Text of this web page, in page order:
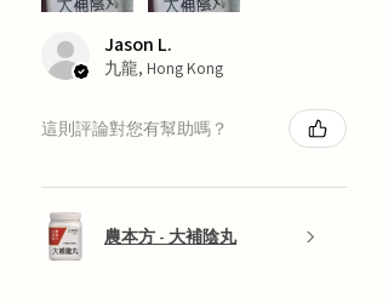
Jason L.
九龍, Hong Kong
這則評論對您有幫助嗎？
農本方 - 大補陰丸